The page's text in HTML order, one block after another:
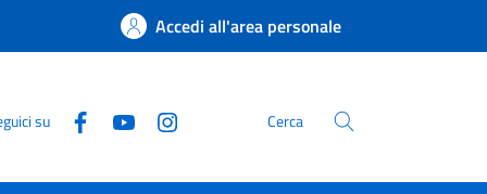
Accedi all'area personale
su Cerca